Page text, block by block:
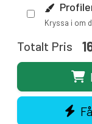
Kryssa i om
Totalt Pris